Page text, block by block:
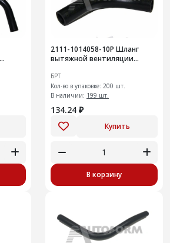
2111-1014058-10Р Шланг
вытяжной вентиляции
БРТ
Кол-во в упаковке: 200 шт.
В наличии: 199 шт.
134.24 ₽
Купить
В корзину